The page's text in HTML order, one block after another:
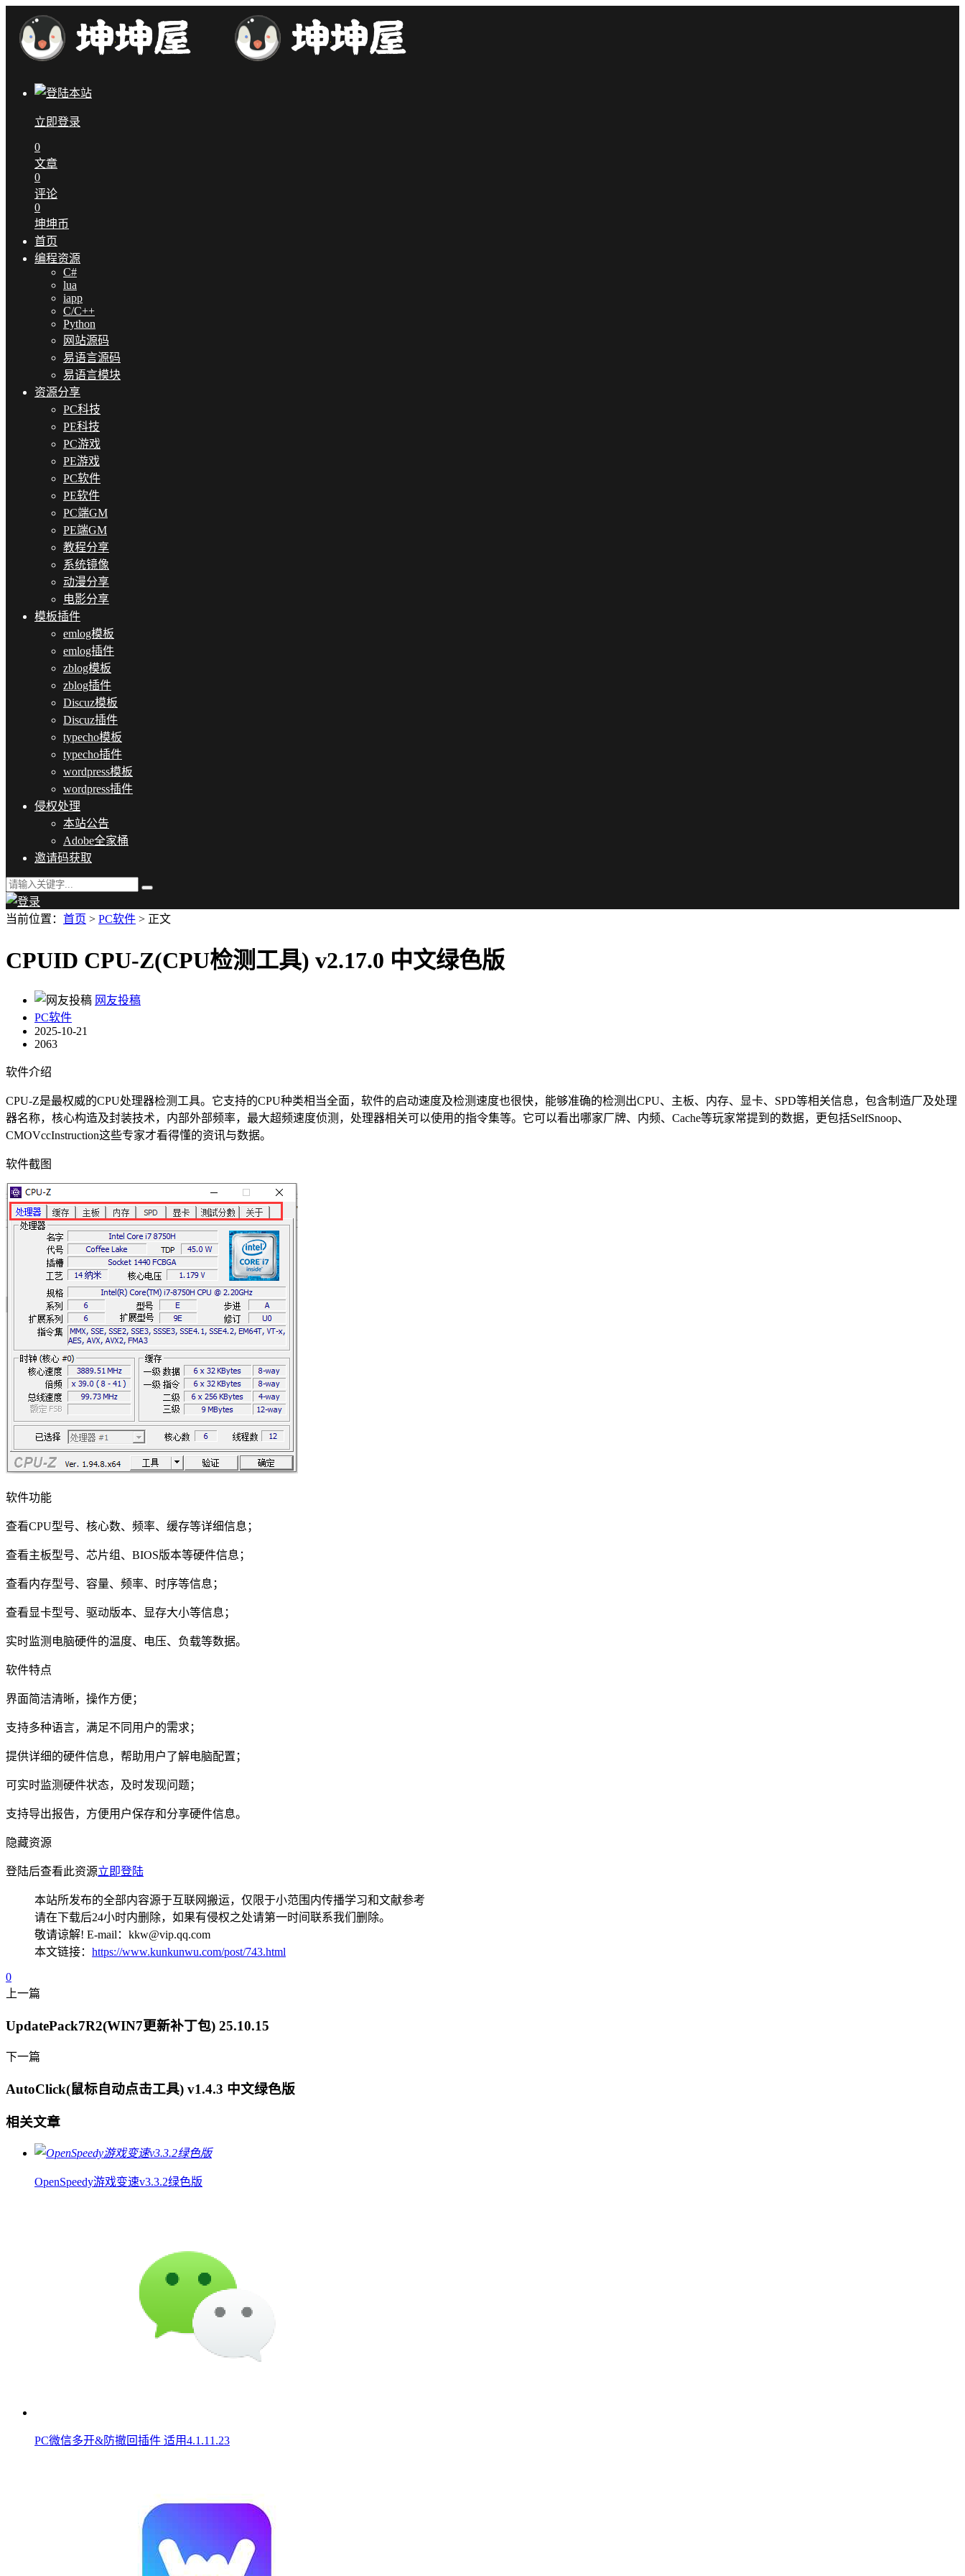
立即登录
0
文章
0
评论
0
坤坤币
首页
编程资源
C#
lua
iapp
C/C++
Python
网站源码
易语言源码
易语言模块
资源分享
PC科技
PE科技
PC游戏
PE游戏
PC软件
PE软件
PC端GM
PE端GM
教程分享
系统镜像
动漫分享
电影分享
模板插件
emlog模板
emlog插件
zblog模板
zblog插件
Discuz模板
Discuz插件
typecho模板
typecho插件
wordpress模板
wordpress插件
侵权处理
本站公告
Adobe全家桶
邀请码获取
当前位置： 首页 > PC软件 > 正文
CPUID CPU-Z(CPU检测工具) v2.17.0 中文绿色版
网友投稿
PC软件
2025-10-21
2063
软件介绍
CPU-Z是最权威的CPU处理器检测工具。它支持的CPU种类相当全面，软件的启动速度及检测速度也很快，能够准确的检测出CPU、主板、内存、显卡、SPD等相关信息，包含制造厂及处理
器名称，核心构造及封装技术，内部外部频率，最大超频速度侦测，处理器相关可以使用的指令集等。它可以看出哪家厂牌、内频、Cache等玩家常提到的数据，更包括SelfSnoop、
CMOVccInstruction这些专家才看得懂的资讯与数据。
软件截图
软件功能
查看CPU型号、核心数、频率、缓存等详细信息；
查看主板型号、芯片组、BIOS版本等硬件信息；
查看内存型号、容量、频率、时序等信息；
查看显卡型号、驱动版本、显存大小等信息；
实时监测电脑硬件的温度、电压、负载等数据。
软件特点
界面简洁清晰，操作方便；
支持多种语言，满足不同用户的需求；
提供详细的硬件信息，帮助用户了解电脑配置；
可实时监测硬件状态，及时发现问题；
支持导出报告，方便用户保存和分享硬件信息。
隐藏资源
登陆后查看此资源立即登陆
本站所发布的全部内容源于互联网搬运，仅限于小范围内传播学习和文献参考
请在下载后24小时内删除，如果有侵权之处请第一时间联系我们删除。
敬请谅解! E-mail：kkw@vip.qq.com
本文链接： https://www.kunkunwu.com/post/743.html
0
上一篇
UpdatePack7R2(WIN7更新补丁包) 25.10.15
下一篇
AutoClick(鼠标自动点击工具) v1.4.3 中文绿色版
相关文章
OpenSpeedy游戏变速v3.3.2绿色版
PC微信多开&防撤回插件 适用4.1.11.23